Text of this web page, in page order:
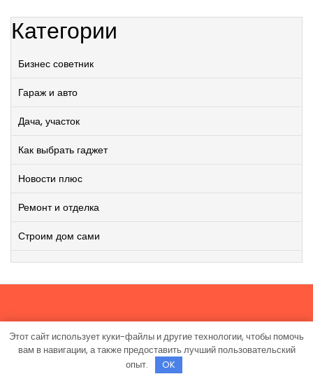
Категории
Бизнес советник
Гараж и авто
Дача, участок
Как выбрать гаджет
Новости плюс
Ремонт и отделка
Строим дом сами
Работает на WordPress|Viral News WordPress Theme
TheMagnifico.
Этот сайт использует куки-файлы и другие технологии, чтобы помочь
вам в навигации, а также предоставить лучший пользовательский
опыт.
OK